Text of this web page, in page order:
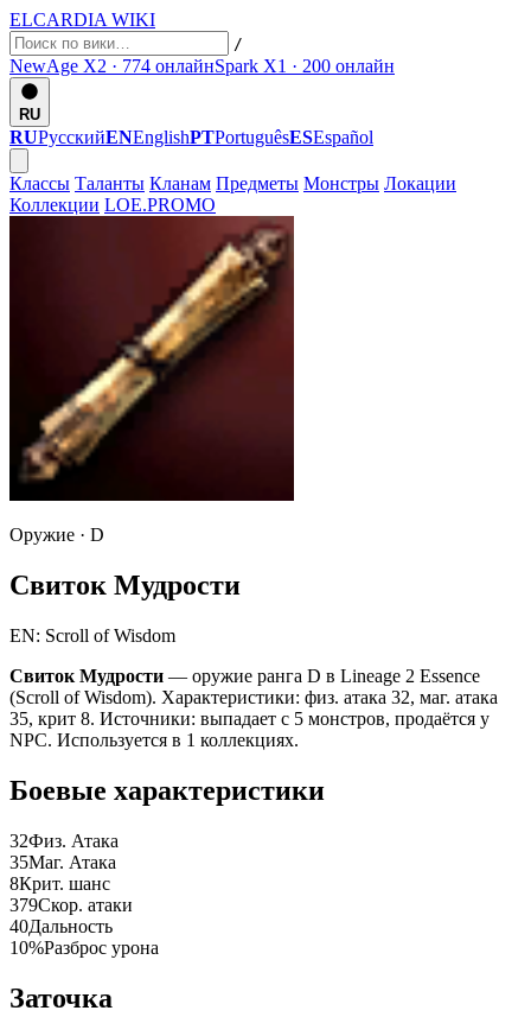
ELCARDIA WIKI
/
NewAge X2 · 774 онлайнSpark X1 · 200 онлайн
RU
RUРусскийENEnglishPTPortuguêsESEspañol
Классы Таланты Кланам Предметы Монстры Локации
Коллекции LOE.PROMO
Оружие · D
Свиток Мудрости
EN: Scroll of Wisdom
Свиток Мудрости — оружие ранга D в Lineage 2 Essence
(Scroll of Wisdom). Характеристики: физ. атака 32, маг. атака
35, крит 8. Источники: выпадает с 5 монстров, продаётся у
NPC. Используется в 1 коллекциях.
Боевые характеристики
32Физ. Атака
35Маг. Атака
8Крит. шанс
379Скор. атаки
40Дальность
10%Разброс урона
Заточка